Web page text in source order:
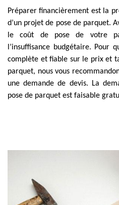
Préparer financièrement est la
d’un projet de pose de parquet.
le coût de pose de votre
l’insuffisance budgétaire. Pour
complète et fiable sur le prix et
parquet, nous vous
une demande de devis. La
pose de parquet est faisable